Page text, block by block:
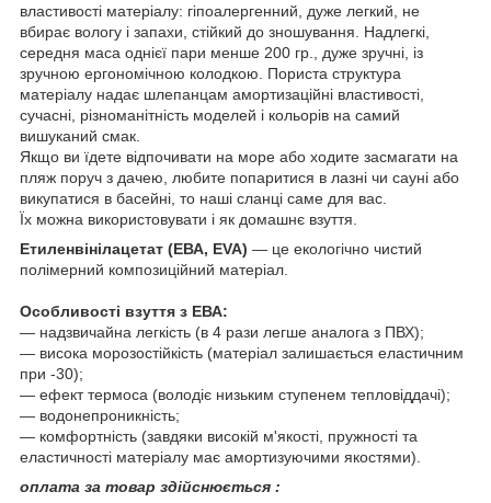
властивості матеріалу: гіпоалергенний, дуже легкий, не
вбирає вологу і запахи, стійкий до зношування. Надлегкі,
середня маса однієї пари менше 200 гр., дуже зручні, із
зручною ергономічною колодкою. Пориста структура
матеріалу надає шлепанцам амортизаційні властивості,
сучасні, різноманітність моделей і кольорів на самий
вишуканий смак.
Якщо ви їдете відпочивати на море або ходите засмагати на
пляж поруч з дачею, любите попаритися в лазні чи сауні або
викупатися в басейні, то наші сланці саме для вас.
Їх можна використовувати і як домашнє взуття.
Етиленвінілацетат (ЕВА, EVA) ― це екологічно чистий
полімерний композиційний матеріал.
Особливості взуття з ЕВА:
― надзвичайна легкість (в 4 рази легше аналога з ПВХ);
― висока морозостійкість (матеріал залишається еластичним
при -30);
― ефект термоса (володіє низьким ступенем тепловіддачі);
― водонепроникність;
― комфортність (завдяки високій м'якості, пружності та
еластичності матеріалу має амортизуючими якостями).
оплата за товар здійснюється :